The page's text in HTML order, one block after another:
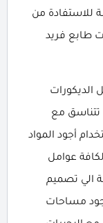
للاستفادة من
طابع فريد
تتناسق مع
أجود المواد
عوامل
الي تصميم
مساحات